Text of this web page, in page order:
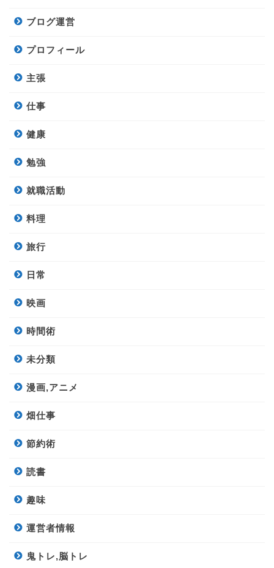
ブログ運営
プロフィール
主張
仕事
健康
勉強
就職活動
料理
旅行
日常
映画
時間術
未分類
漫画,アニメ
畑仕事
節約術
読書
趣味
運営者情報
鬼トレ,脳トレ